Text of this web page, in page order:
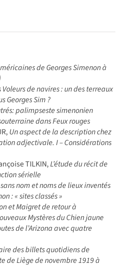
de Georges Simenon à
Voleurs de navires : un des terreaux
Georges Sim ?
palimpseste simenonien
dans Feux rouges
Un aspect de la description chez
adjectivale. I – Considérations
TILKIN,L’étude du récit de
sérielle
nom et noms de lieux inventés
: « sites classés »
et Maigret de retour à
Mystères du Chien jaune
de l’Arizona avec quatre
des billets quotidiens de
de Liège de novembre 1919 à